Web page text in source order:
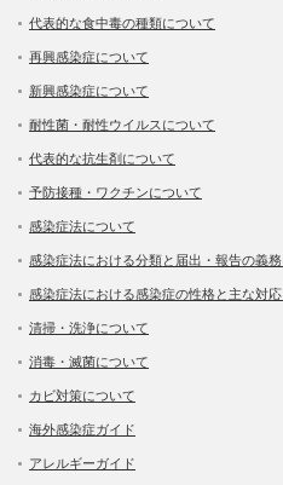
代表的な食中毒の種類について
再興感染症について
新興感染症について
耐性菌・耐性ウイルスについて
代表的な抗生剤について
予防接種・ワクチンについて
感染症法について
感染症法における分類と届出・報告の義
感染症法における感染症の性格と主な対
清掃・洗浄について
消毒・滅菌について
カビ対策について
海外感染症ガイド
アレルギーガイド